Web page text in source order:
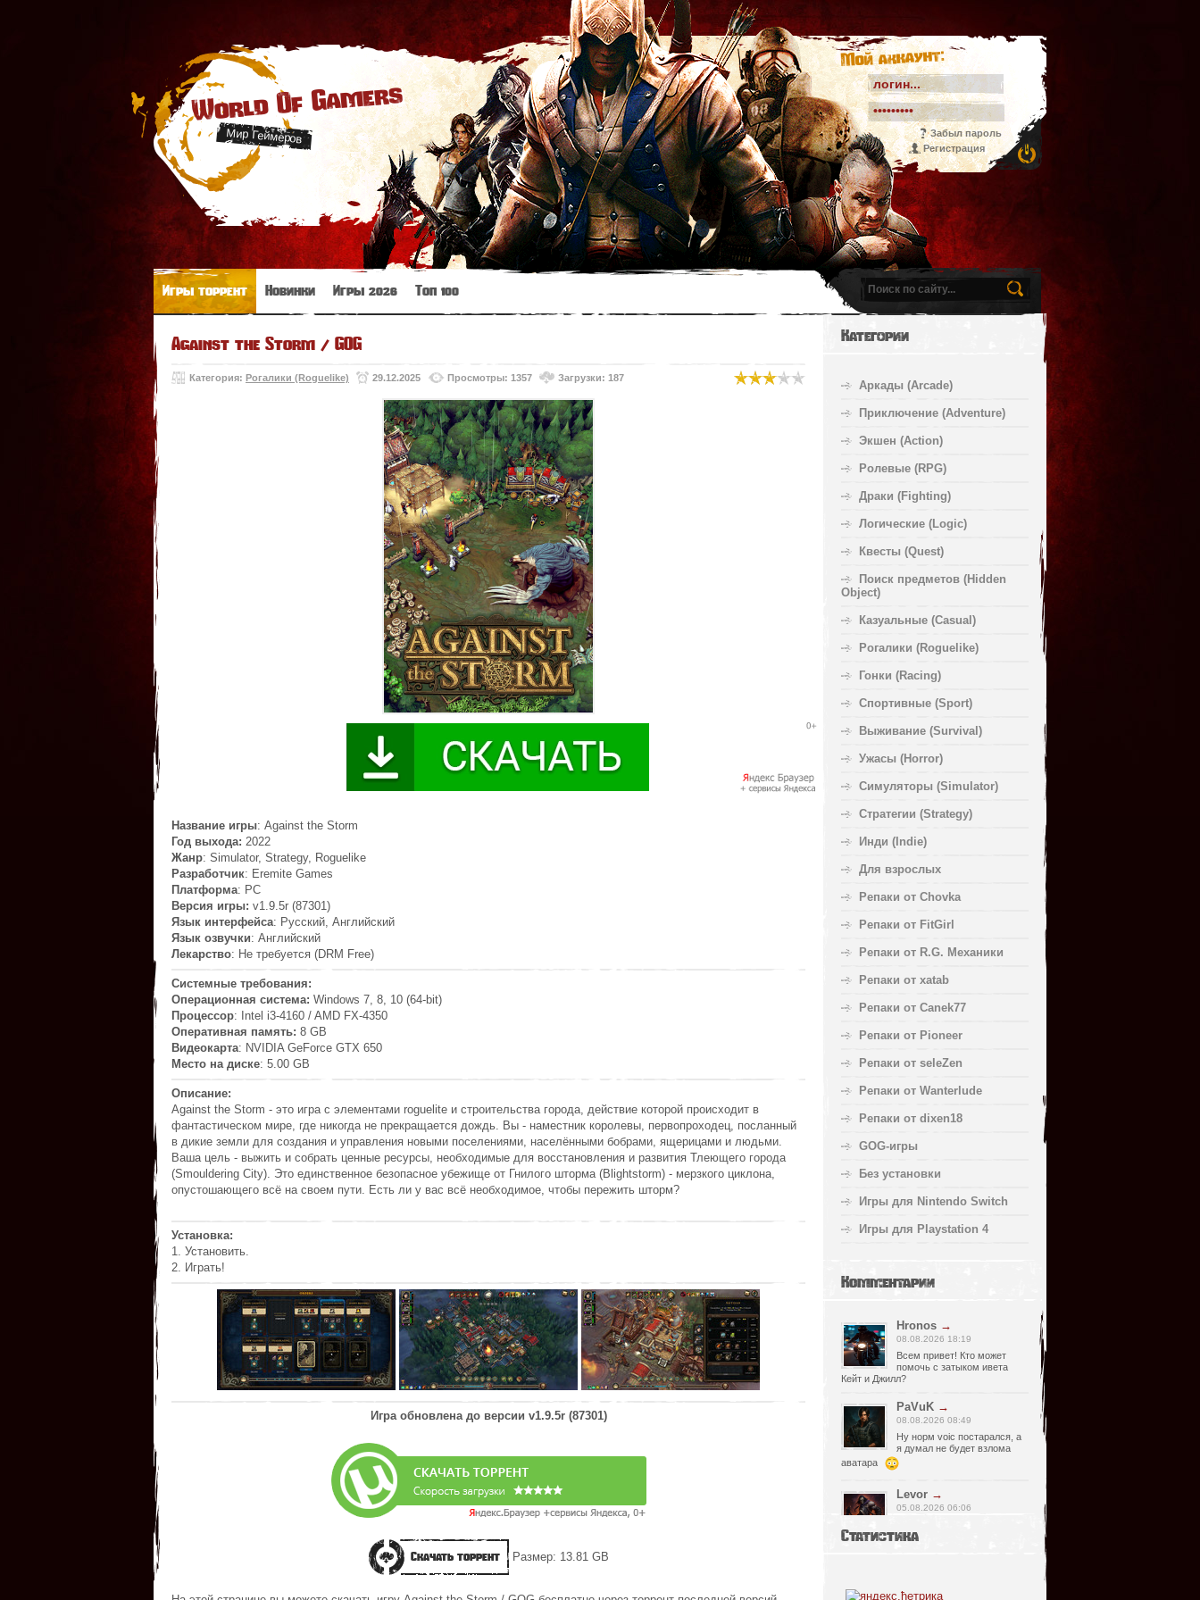
World Of Gamers
Мир Геймеров
Мой аккаунт:
Забыл пароль
Регистрация
Игры торрент Новинки Игры 2026 Топ 100
Against the Storm / GOG
Категория: Рогалики (Roguelike) 29.12.2025 Просмотры: 1357 Загрузки: 187
Название игры: Against the Storm
Год выхода: 2022
Жанр: Simulator, Strategy, Roguelike
Разработчик: Eremite Games
Платформа: PC
Версия игры: v1.9.5r (87301)
Язык интерфейса: Русский, Английский
Язык озвучки: Английский
Лекарство: Не требуется (DRM Free)
Системные требования:
Операционная система: Windows 7, 8, 10 (64-bit)
Процессор: Intel i3-4160 / AMD FX-4350
Оперативная память: 8 GB
Видеокарта: NVIDIA GeForce GTX 650
Место на диске: 5.00 GB
Описание:
Against the Storm - это игра c элементами roguelite и строительства города, действие которой происходит в
фантастическом мире, где никогда не прекращается дождь. Вы - наместник королевы, первопроходец, посланный
в дикие земли для создания и управления новыми поселениями, населёнными бобрами, ящерицами и людьми.
Ваша цель - выжить и собрать ценные ресурсы, необходимые для восстановления и развития Тлеющего города
(Smouldering City). Это единственное безопасное убежище от Гнилого шторма (Blightstorm) - мерзкого циклона,
опустошающего всё на своем пути. Есть ли у вас всё необходимое, чтобы пережить шторм?
Установка:
1. Установить.
2. Играть!
Игра обновлена до версии v1.9.5r (87301)
Скачать торрент Размер: 13.81 GB
Категории
Аркады (Arcade)
Приключение (Adventure)
Экшен (Action)
Ролевые (RPG)
Драки (Fighting)
Логические (Logic)
Квесты (Quest)
Поиск предметов (Hidden
Object)
Казуальные (Casual)
Рогалики (Roguelike)
Гонки (Racing)
Спортивные (Sport)
Выживание (Survival)
Ужасы (Horror)
Симуляторы (Simulator)
Стратегии (Strategy)
Инди (Indie)
Для взрослых
Репаки от Chovka
Репаки от FitGirl
Репаки от R.G. Механики
Репаки от xatab
Репаки от Canek77
Репаки от Pioneer
Репаки от seleZen
Репаки от Wanterlude
Репаки от dixen18
GOG-игры
Без установки
Игры для Nintendo Switch
Игры для Playstation 4
Комментарии
Hronos →
08.08.2026 18:19
Всем привет! Кто может
помочь с затыком ивета
Кейт и Джилл?
PaVuK →
08.08.2026 08:49
Ну норм voic постарался, а
я думал не будет взлома
аватара
Levor →
05.08.2026 06:06
указал что есть видимо
Статистика